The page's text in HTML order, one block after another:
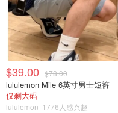
$39.00 $78.00
lululemon Mile 6英寸男士短裤
仅剩大码
lululemon 1776人感兴趣